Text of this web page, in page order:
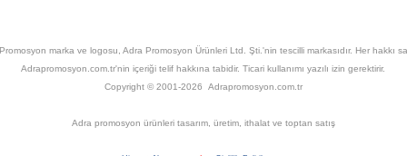
marka ve logosu, Adra Promosyon Ürünleri Ltd. Şti.'nin tescilli markasıdır. Her hakkı
Adrapromosyon.com.tr'nin içeriği telif hakkına tabidir. Ticari kullanımı yazılı izin gerektirir.
Copyright © 2001-2026 Adrapromosyon.com.tr
Adra promosyon ürünleri tasarım, üretim, ithalat ve toptan satış